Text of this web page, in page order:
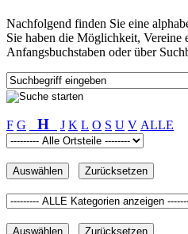
Nachfolgend finden Sie eine
Sie haben die Möglichkeit, Vereine
Anfangsbuchstaben oder über
F G H J K L O S U V ALLE